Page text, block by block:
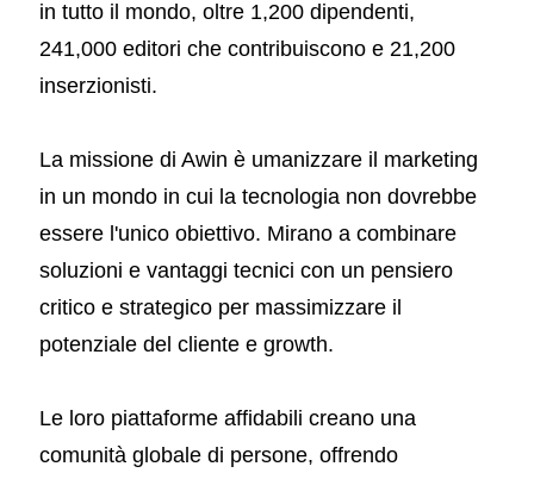
in tutto il mondo, oltre 1,200 dipendenti,
241,000 editori che contribuiscono e 21,200
inserzionisti.
La missione di Awin è umanizzare il marketing
in un mondo in cui la tecnologia non dovrebbe
essere l'unico obiettivo. Mirano a combinare
soluzioni e vantaggi tecnici con un pensiero
critico e strategico per massimizzare il
potenziale del cliente e growth.
Le loro piattaforme affidabili creano una
comunità globale di persone, offrendo